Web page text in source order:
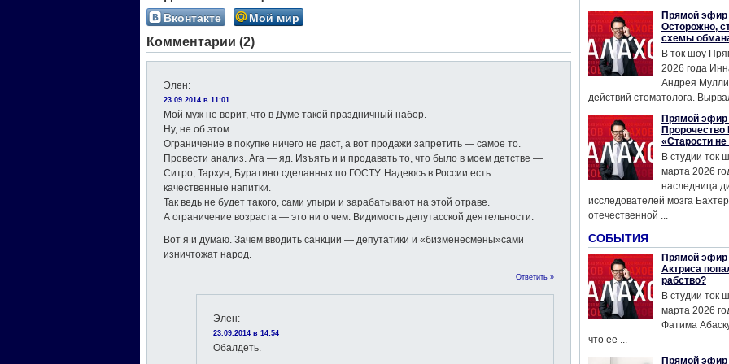
Вконтакте Мой мир
Комментарии (2)
Элен:
23.09.2014 в 11:01
Мой муж не верит, что в Думе такой праздничный набор.
Ну, не об этом.
Ограничение в покупке ничего не даст, а вот продажи запретить — самое то.
Провести анализ. Ага — яд. Изъять и и продавать то, что было в моем детстве —
Ситро, Тархун, Буратино сделанных по ГОСТУ. Надеюсь в России есть
качественные напитки.
Так ведь не будет такого, сами упыри и зарабатывают на этой отраве.
А ограничение возраста — это ни о чем. Видимость депутасской деятельности.
Вот я и думаю. Зачем вводить санкции — депутатики и «бизменесмены»сами
изничтожат народ.
Ответить »
Элен:
23.09.2014 в 14:54
Обалдеть.
Прямой
Осторожно,
схемы
В ток шоу
2026 года
Андрея
действий стоматолога.
Прямой
«Старости
В студии ток
марта 2026
наследница
исследователей мозга
отечественной ...
СОБЫТИЯ
Прямой
Актриса
рабство?
В студии ток
марта 2026
Фатима
что ее ...
Прямой